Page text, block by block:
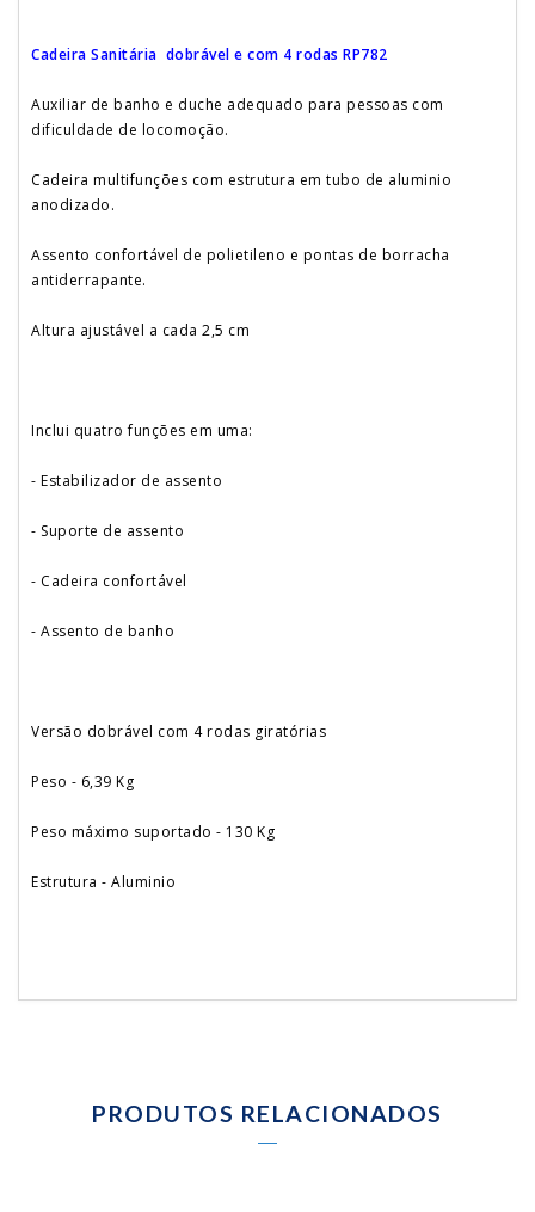
Cadeira Sanitária dobrável e com 4 rodas RP782
Auxiliar de banho e duche adequado para pessoas com
dificuldade de locomoção.
Cadeira multifunções com estrutura em tubo de aluminio
anodizado.
Assento confortável de polietileno e pontas de borracha
antiderrapante.
Altura ajustável a cada 2,5 cm
Inclui quatro funções em uma:
- Estabilizador de assento
- Suporte de assento
- Cadeira confortável
- Assento de banho
Versão dobrável com 4 rodas giratórias
Peso - 6,39 Kg
Peso máximo suportado - 130 Kg
Estrutura - Aluminio
PRODUTOS RELACIONADOS